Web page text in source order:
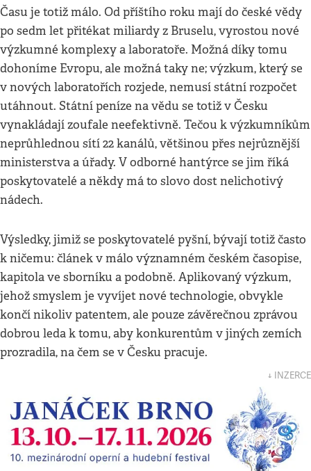
Času je totiž málo. Od příštího roku mají do české vědy
po sedm let přitékat miliardy z Bruselu, vyrostou nové
výzkumné komplexy a laboratoře. Možná díky tomu
dohoníme Evropu, ale možná taky ne; výzkum, který se
v nových laboratořích rozjede, nemusí státní rozpočet
utáhnout. Státní peníze na vědu se totiž v Česku
vynakládají zoufale neefektivně. Tečou k výzkumníkům
neprůhlednou sítí 22 kanálů, většinou přes nejrůznější
ministerstva a úřady. V odborné hantýrce se jim říká
poskytovatelé a někdy má to slovo dost nelichotivý
nádech.
Výsledky, jimiž se poskytovatelé pyšní, bývají totiž často
k ničemu: článek v málo významném českém časopise,
kapitola ve sborníku a podobně. Aplikovaný výzkum,
jehož smyslem je vyvíjet nové technologie, obvykle
končí nikoliv patentem, ale pouze závěrečnou zprávou
dobrou leda k tomu, aby konkurentům v jiných zemích
prozradila, na čem se v Česku pracuje.
↓ INZERCE